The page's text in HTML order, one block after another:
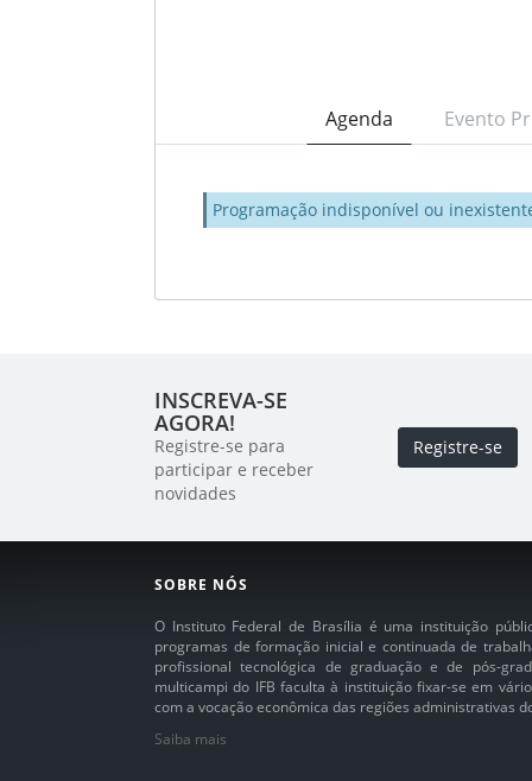
Agenda Evento
Programação indisponível ou
INSCREVA-SE
AGORA!
Registre-se para
participar e receber
novidades
Registre-se
SOBRE NÓS
O Instituto Federal de Brasília é uma instituição
programas de formação inicial e continuada de
profissional tecnológica de graduação e de pós-
multicampi do IFB faculta à instituição fixar-se em
com a vocação econômica das regiões administrativas
Saiba mais